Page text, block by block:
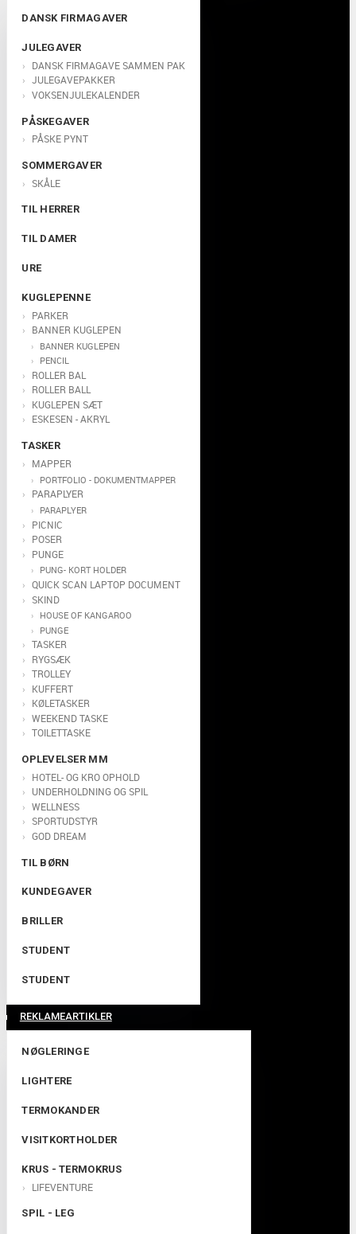
DANSK FIRMAGAVER
JULEGAVER
DANSK FIRMAGAVE SAMMEN PAK
JULEGAVEPAKKER
VOKSENJULEKALENDER
PÅSKEGAVER
PÅSKE PYNT
SOMMERGAVER
SKÅLE
TIL HERRER
TIL DAMER
URE
KUGLEPENNE
PARKER
BANNER KUGLEPEN
BANNER KUGLEPEN
PENCIL
ROLLER BAL
ROLLER BALL
KUGLEPEN SÆT
ESKESEN - AKRYL
TASKER
MAPPER
PORTFOLIO - DOKUMENTMAPPER
PARAPLYER
PARAPLYER
PICNIC
POSER
PUNGE
PUNG- KORT HOLDER
QUICK SCAN LAPTOP DOCUMENT
SKIND
HOUSE OF KANGAROO
PUNGE
TASKER
RYGSÆK
TROLLEY
KUFFERT
KØLETASKER
WEEKEND TASKE
TOILETTASKE
OPLEVELSER MM
HOTEL- OG KRO OPHOLD
UNDERHOLDNING OG SPIL
WELLNESS
SPORTUDSTYR
GOD DREAM
TIL BØRN
KUNDEGAVER
BRILLER
STUDENT
STUDENT
REKLAMEARTIKLER
NØGLERINGE
LIGHTERE
TERMOKANDER
VISITKORTHOLDER
KRUS - TERMOKRUS
LIFEVENTURE
SPIL - LEG